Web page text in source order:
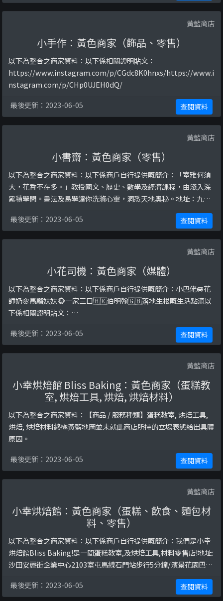
pledaily.com/local/20201123/BVKB4UEGZBCSN ...
黃藍商店
小手作：黃色商家（飾品、零售）
以下為整合之商家資料：以下係相關證明貼文：
https://www.instagram.com/p/CGdc8K0hnxs/https://www.i
nstagram.com/p/CHp0UJEH0dQ/
最後更新：2023-06-05
查閱資料
黃藍商店
小書齋：黃色商家（零售）
以下為整合之商家資料：以下係商戶自行提供嘅簡介：「室雅何須
大，花香不在多。」教授國文、歷史、數學及經濟課程，由淺入深
累積學問。書法及易學讓你洗滌心靈，洞悉天地奧秘。地址：九龍
thescholarchhk@gmail.com
https://www.facebook.com/thescholarch/posts/22253 ...
最後更新：2023-06-05 查閱資料
黃藍商店
小花司機：黃色商家（媒體）
以下為整合之商家資料：以下係商戶自行提供嘅簡介：小巴佬🚐花
師奶🌸馬騮妹妹🐵一家三口🇭🇰伯明翰🇬🇧落地生根嘅生活點滴以
下係相關證明貼文：
1138167/https://www.facebook.com/miniflowerbus/posts/1
72756104369253/http ...
最後更新：2023-06-05 查閱資料
黃藍商店
小幸烘焙館 Bliss Baking：黃色商家（蛋糕教
室, 烘焙工具, 烘焙, 烘焙材料）
以下為整合之商家資料：【商品 / 服務種類】蛋糕教室, 烘焙工具,
烘焙, 烘焙材料終極黃藍地圖並未就此商店所持的立場表態給出具體
原因。
最後更新：2023-06-05
查閱資料
黃藍商店
小幸烘焙館：黃色商家（蛋糕、飲食、麵包材
料、零售）
以下為整合之商家資料：以下係商戶自行提供嘅簡介：我們是小幸
烘焙館Bliss Baking!是一間蛋糕教室,及烘焙工具,材料零售店!地址:
沙田安麗街企業中心2103室屯馬線石門站步行5分鐘/濱景花園巴士
https://www.facebook.com/aromadessertcafe/posts/70049
最後更新：2023-06-05 查閱資料